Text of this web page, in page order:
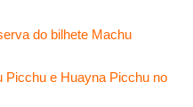
do bilhete Machu
e Huayna Picchu no